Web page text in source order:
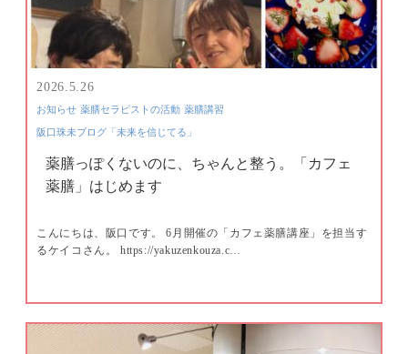
2026.5.26
お知らせ 薬膳セラピストの活動 薬膳講習
阪口珠未ブログ「未来を信じてる」
薬膳っぽくないのに、ちゃんと整う。「カフェ
薬膳」はじめます
こんにちは、阪口です。 6月開催の「カフェ薬膳講座」を担当す
るケイコさん。 https://yakuzenkouza.c…